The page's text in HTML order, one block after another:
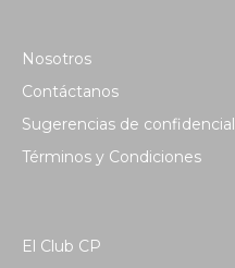
Nosotros
Contáctanos
Sugerencias de
Términos y Condiciones
El Club CP